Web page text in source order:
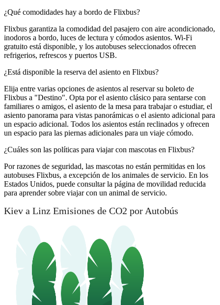
¿Qué comodidades hay a bordo de Flixbus?
Flixbus garantiza la comodidad del pasajero con aire acondicionado,
inodoros a bordo, luces de lectura y cómodos asientos. Wi-Fi
gratuito está disponible, y los autobuses seleccionados ofrecen
refrigerios, refrescos y puertos USB.
¿Está disponible la reserva del asiento en Flixbus?
Elija entre varias opciones de asientos al reservar su boleto de
Flixbus a "Destino". Opta por el asiento clásico para sentarse con
familiares o amigos, el asiento de la mesa para trabajar o estudiar, el
asiento panorama para vistas panorámicas o el asiento adicional para
un espacio adicional. Todos los asientos están reclinados y ofrecen
un espacio para las piernas adicionales para un viaje cómodo.
¿Cuáles son las políticas para viajar con mascotas en Flixbus?
Por razones de seguridad, las mascotas no están permitidas en los
autobuses Flixbus, a excepción de los animales de servicio. En los
Estados Unidos, puede consultar la página de movilidad reducida
para aprender sobre viajar con un animal de servicio.
Kiev a Linz Emisiones de CO2 por Autobús